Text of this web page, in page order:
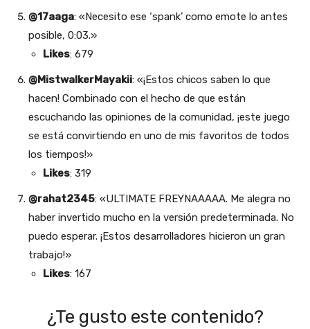
@17aaga: «Necesito ese ‘spank’ como emote lo antes
posible, 0:03.»
Likes: 679
@MistwalkerMayakii: «¡Estos chicos saben lo que
hacen! Combinado con el hecho de que están
escuchando las opiniones de la comunidad, ¡este juego
se está convirtiendo en uno de mis favoritos de todos
los tiempos!»
Likes: 319
@rahat2345: «ULTIMATE FREYNAAAAA. Me alegra no
haber invertido mucho en la versión predeterminada. No
puedo esperar. ¡Estos desarrolladores hicieron un gran
trabajo!»
Likes: 167
¿Te gusto este contenido?